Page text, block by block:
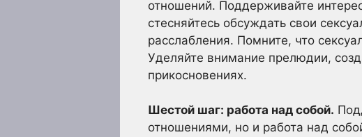
отношений. Поддерживайте
стесняйтесь обсуждать свои
расслабления. Помните, что
Уделяйте внимание прелюдии,
прикосновениях.
Шестой шаг: работа над собой.
отношениями, но и работа над